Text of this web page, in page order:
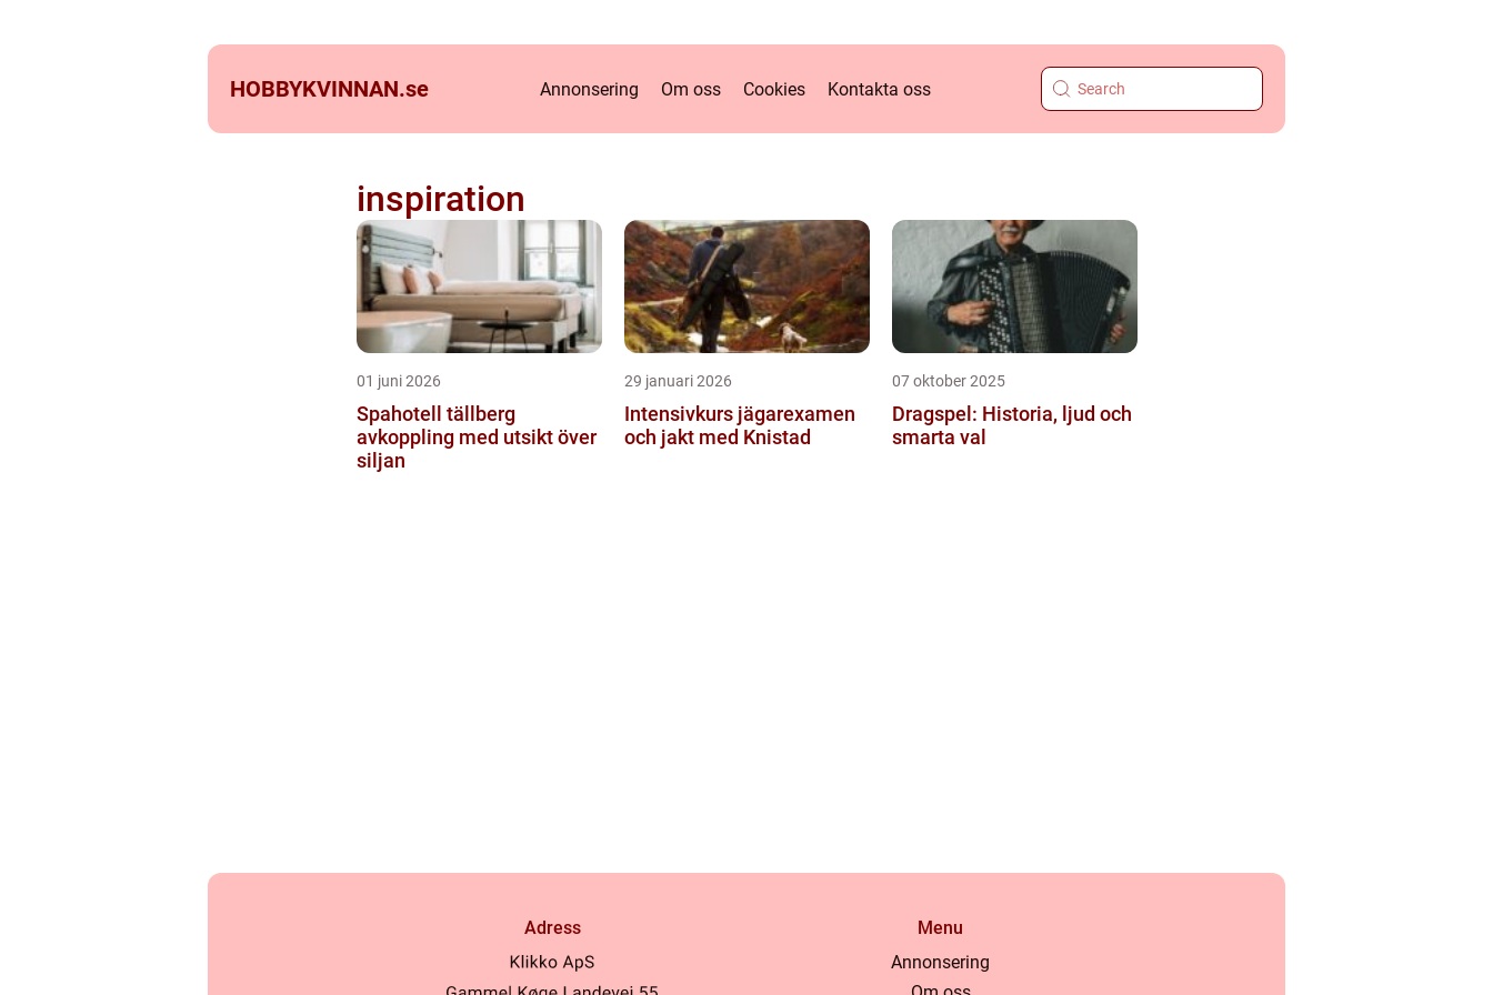
HOBBYKVINNAN.se Annonsering Om oss Cookies Kontakta oss
inspiration
01 juni 2026
Spahotell tällberg
avkoppling med utsikt över
siljan
29 januari 2026
Intensivkurs jägarexamen
och jakt med Knistad
07 oktober 2025
Dragspel: Historia, ljud och
smarta val
Adress
Menu
Annonsering